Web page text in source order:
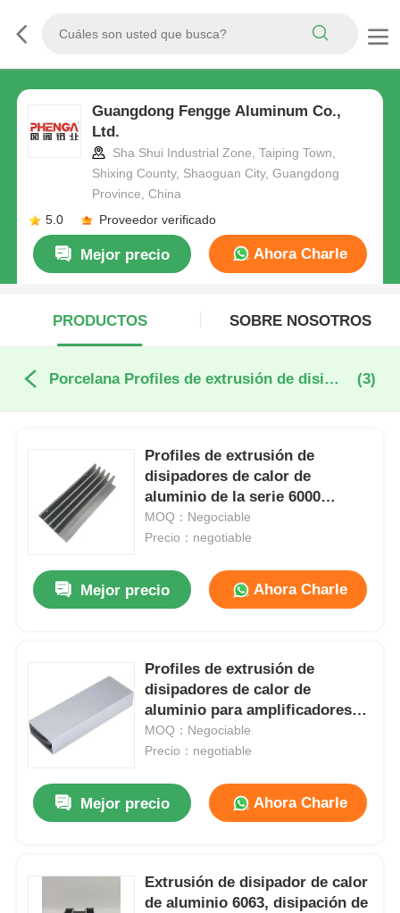
Guangdong Fengge Aluminum Co.,
Ltd.
Sha Shui Industrial Zone, Taiping Town,
Shixing County, Shaoguan City, Guangdong
Province, China
5.0
Proveedor verificado
Mejor precio Ahora Charle
PRODUCTOS SOBRE NOSOTROS
Porcelana Profiles de extrusión de disipadores de calor de aluminio (3)
Profiles de extrusión de
disipadores de calor de
aluminio de la serie 6000
personalizados para inversores
fotovoltaicos
MOQ：Negociable
Precio：negotiable
Mejor precio Ahora Charle
Profiles de extrusión de
disipadores de calor de
aluminio para amplificadores
de alta potencia
MOQ：Negociable
Precio：negotiable
Mejor precio Ahora Charle
Extrusión de disipador de calor
de aluminio 6063, disipación de